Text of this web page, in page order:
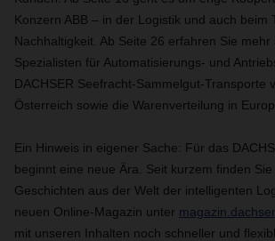
Konzern ABB – in der Logistik und auch beim
Nachhaltigkeit. Ab Seite 26 erfahren Sie
Spezialisten für Automatisierungs- und
DACHSER Seefracht-Sammelgut-Transporte
Österreich sowie die Warenverteilung in
Ein Hinweis in eigener Sache: Für das
beginnt eine neue Ära. Seit kurzem finden
Geschichten aus der Welt der intelligenten
neuen Online-Magazin unter
mit unseren Inhalten noch schneller und